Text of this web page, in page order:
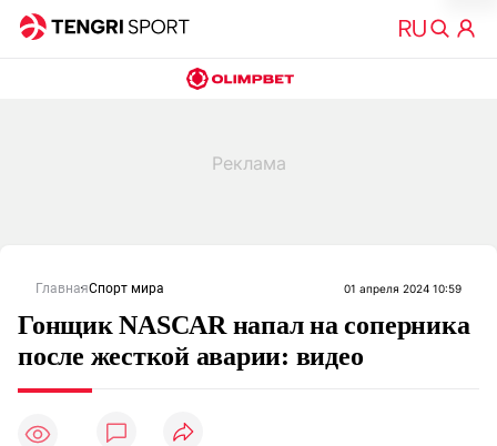
ГлавнаяСпорт мира 01 апреля 2024 10:59
Гонщик NASCAR напал на соперника
после жесткой аварии: видео